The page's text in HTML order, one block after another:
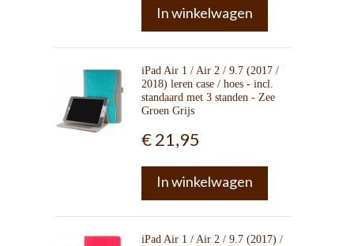
In winkelwagen
iPad Air 1 / Air 2 / 9.7 (2017 /
2018) leren case / hoes - incl.
standaard met 3 standen - Zee
Groen Grijs
€ 21,95
In winkelwagen
iPad Air 1 / Air 2 / 9.7 (2017) /